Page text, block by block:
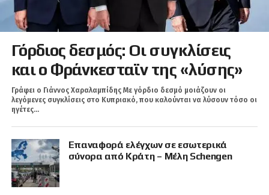
Γόρδιος δεσμός: Οι συγκλίσεις
και ο Φράνκεσταϊν της «λύσης»
Γράφει ο Γιάννος Χαραλαμπίδης Με γόρδιο δεσμό μοιάζουν οι
λεγόμενες συγκλίσεις στο Κυπριακό, που καλούνται να λύσουν τόσο οι
ηγέτες...
Επαναφορά ελέγχων σε εσωτερικά
σύνορα από Κράτη – Μέλη Schengen